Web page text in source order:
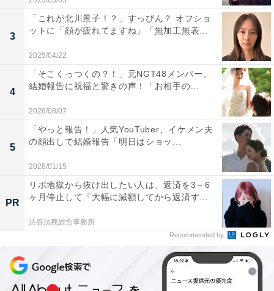
3
「これが北川景子！？」すっぴん？ オフショ
ットに「顔が疲れてますね」「無加工無表...
2025/04/22
4
「そこくっつくの？！」元NGT48メンバー、
結婚報告に祝福と驚きの声！「お相手の...
2026/08/07
5
「やっと報告！」人気YouTuber、イケメン夫
の顔出しで結婚報告「明日はショッ...
2026/01/15
PR
リボ地獄から抜け出したい人は、返済を3～6
ヶ月停止して『大幅に減額してから返済す...
渋谷法務総合事務所
Recommended by